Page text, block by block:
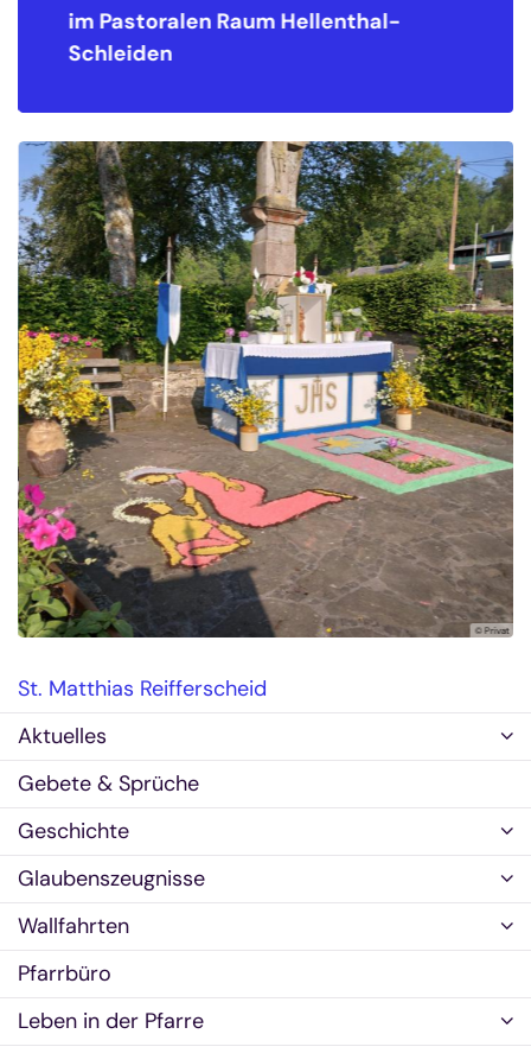
im Pastoralen RaumHellenthal-
Schleiden
© Privat
St. Matthias Reifferscheid
Aktuelles
Gebete & Sprüche
Geschichte
Glaubenszeugnisse
Wallfahrten
Pfarrbüro
Leben in der Pfarre